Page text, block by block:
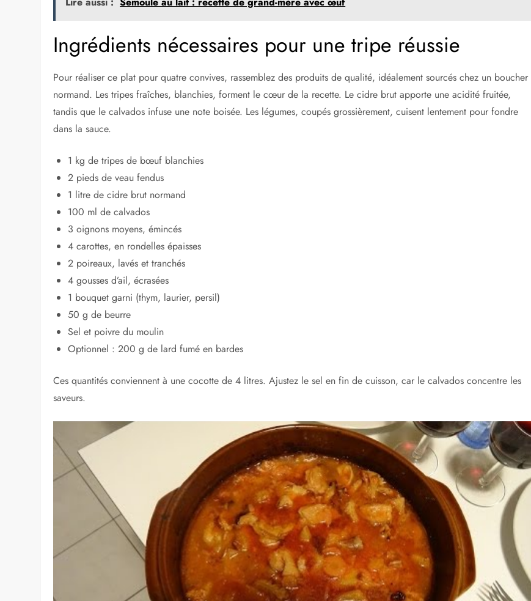
Ingrédients nécessaires pour une tripe réussie
Pour réaliser ce plat pour quatre convives, rassemblez des produits de qualité, idéalement sourcés chez un boucher
normand. Les tripes fraîches, blanchies, forment le cœur de la recette. Le cidre brut apporte une acidité fruitée,
tandis que le calvados infuse une note boisée. Les légumes, coupés grossièrement, cuisent lentement pour fondre
dans la sauce.
1 kg de tripes de bœuf blanchies
2 pieds de veau fendus
1 litre de cidre brut normand
100 ml de calvados
3 oignons moyens, émincés
4 carottes, en rondelles épaisses
2 poireaux, lavés et tranchés
4 gousses d’ail, écrasées
1 bouquet garni (thym, laurier, persil)
50 g de beurre
Sel et poivre du moulin
Optionnel : 200 g de lard fumé en bardes
Ces quantités conviennent à une cocotte de 4 litres. Ajustez le sel en fin de cuisson, car le calvados concentre les
saveurs.